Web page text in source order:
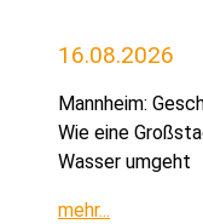
16.08.2026
Mannheim:
Wie eine
Wasser umgeht
mehr...